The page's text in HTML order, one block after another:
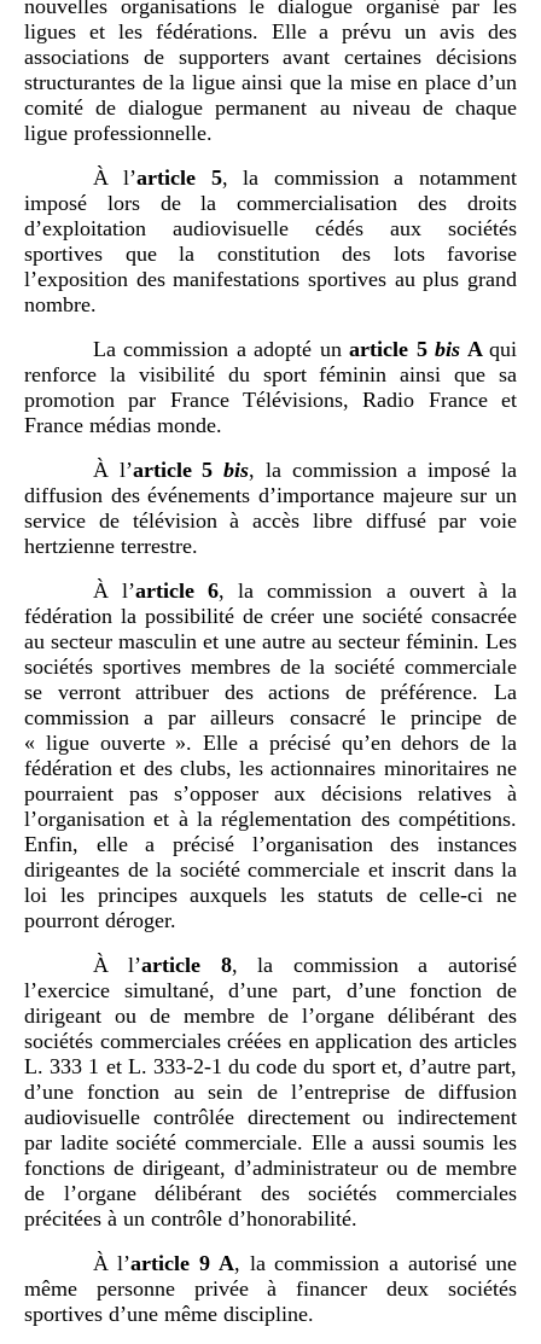
nouvelles organisations le dialogue organisé par les
ligues et les fédérations. Elle a prévu un avis des
associations de supporters avant certaines décisions
structurantes de la ligue ainsi que la mise en place d’un
comité de dialogue permanent au niveau de chaque
ligue professionnelle.
À l’article 5, la commission a notamment
imposé lors de la commercialisation des droits
d’exploitation audiovisuelle cédés aux sociétés
sportives que la constitution des lots favorise
l’exposition des manifestations sportives au plus grand
nombre.
La commission a adopté unarticle 5bis Aqui
renforce la visibilité du sport féminin ainsi que sa
promotion par France Télévisions, Radio France et
France médias monde.
À l’article 5bis, la commission a imposé la
diffusion des événements d’importance majeure sur un
service de télévision à accès libre diffusé par voie
hertzienne terrestre.
À l’article 6,
la commission a ouvert à la
fédération la possibilité de créer une société consacrée
au secteur masculin et une autre au secteur féminin. Les
sociétés sportives membres de la société commerciale
se verront attribuer des actions de préférence. La
commission a par ailleurs consacré le principe de
« ligue ouverte ». Elle a précisé qu’en dehors de la
fédération et des clubs, les actionnaires minoritaires ne
pourraient pas s’opposer aux décisions relatives à
l’organisation et à la réglementation des compétitions.
Enfin, elle a précisé l’organisation des instances
dirigeantes de la société commerciale et inscrit dans la
loi les principes auxquels les statuts de celle-ci ne
pourront déroger.
À l’article 8, la commission a autorisé
l’exercice simultané, d’une part, d’une fonction de
dirigeant ou de membre de l’organe délibérant des
sociétés commerciales créées en application des articles
L. 333 1 et L. 333-2-1 du code du sport et, d’autre part,
d’une fonction au sein de l’entreprise de diffusion
audiovisuelle contrôlée directement ou indirectement
par ladite société commerciale. Elle a aussi soumis les
fonctions de dirigeant, d’administrateur ou de membre
de l’organe délibérant des sociétés commerciales
précitées à un contrôle d’honorabilité.
À l’article 9 A, la commission a autorisé une
même personne privée à financer deux sociétés
sportives d’une même discipline.